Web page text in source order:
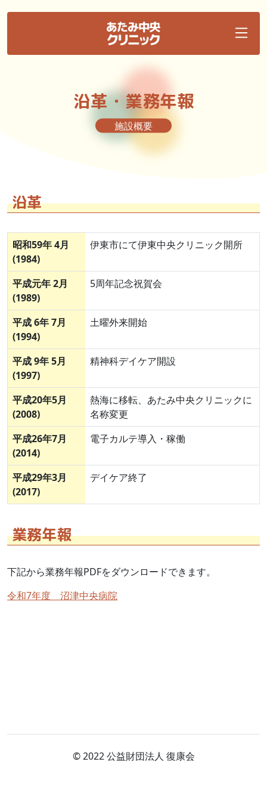
沿革・業務年報
施設概要
沿革
昭和59年 4月
(1984)
伊東市にて伊東中央クリニック開所
平成元年 2月
(1989)
5周年記念祝賀会
平成 6年 7月
(1994)
土曜外来開始
平成 9年 5月
(1997)
精神科デイケア開設
平成20年5月
(2008)
熱海に移転、あたみ中央クリニックに
名称変更
平成26年7月
(2014)
電子カルテ導入・稼働
平成29年3月
(2017)
デイケア終了
業務年報
下記から業務年報PDFをダウンロードできます。
令和7年度 沼津中央病院
© 2022 公益財団法人 復康会